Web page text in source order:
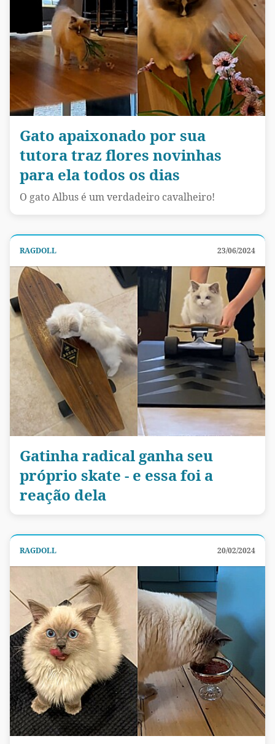
Gato apaixonado por sua
tutora traz flores novinhas
para ela todos os dias
O gato Albus é um verdadeiro cavalheiro!
RAGDOLL 23/06/2024
Gatinha radical ganha seu
próprio skate - e essa foi a
reação dela
RAGDOLL 20/02/2024